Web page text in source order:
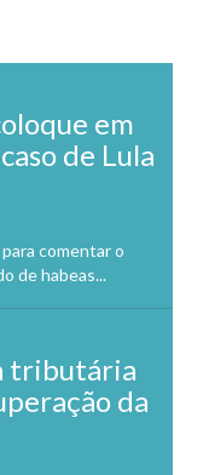
em
de Lula
comentar o
de habeas...
tributária
da